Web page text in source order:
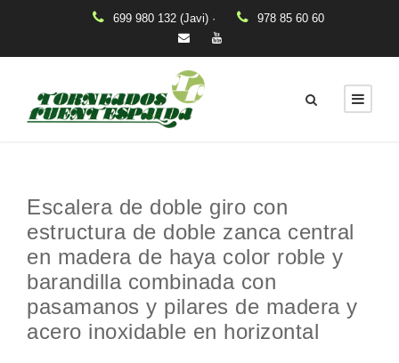
699 980 132 (Javi) · 978 85 60 60
Escalera de doble giro con
estructura de doble zanca central
en madera de haya color roble y
barandilla combinada con
pasamanos y pilares de madera y
acero inoxidable en horizontal